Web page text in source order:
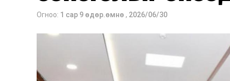
Огноо: 1 сар 9 өдөр.өмнө , 2026/06/30